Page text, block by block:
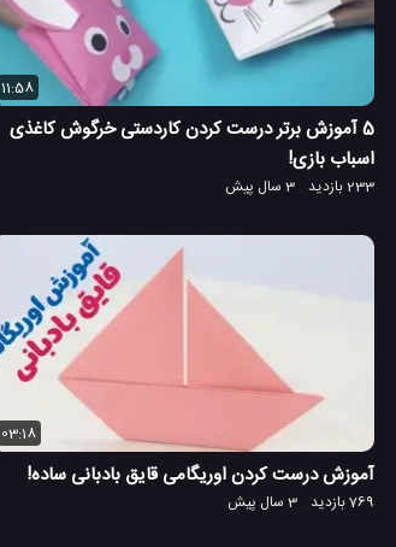
11:58
5 آموزش برتر درست کردن کاردستی خرگوش کاغذی
اسباب بازی!
233 بازدید 3 سال پیش
03:18
آموزش درست کردن اوریگامی قایق بادبانی ساده!
769 بازدید 3 سال پیش